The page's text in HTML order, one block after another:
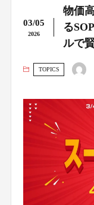
03/05
2026
物価
る
ルで
TOPICS